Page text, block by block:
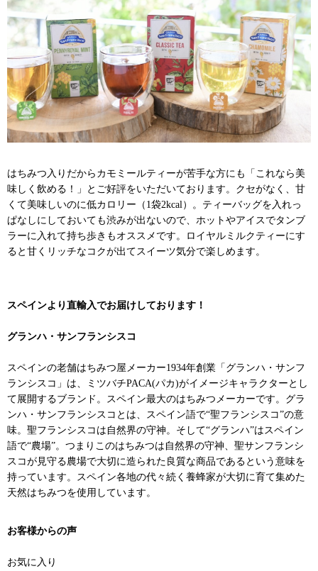
はちみつ入りだからカモミールティーが苦手な方にも「これなら美
味しく飲める！」とご好評をいただいております。クセがなく、甘
くて美味しいのに低カロリー（1袋2kcal）。ティーバッグを入れっ
ぱなしにしておいても渋みが出ないので、ホットやアイスでタンブ
ラーに入れて持ち歩きもオススメです。ロイヤルミルクティーにす
ると甘くリッチなコクが出てスイーツ気分で楽しめます。
スペインより直輸入でお届けしております！
グランハ・サンフランシスコ
スペインの老舗はちみつ屋メーカー1934年創業「グランハ・サンフ
ランシスコ」は、ミツバチPACA(パカ)がイメージキャラクターとし
て展開するブランド。スペイン最大のはちみつメーカーです。グラ
ンハ・サンフランシスコとは、スペイン語で“聖フランシスコ”の意
味。聖フランシスコは自然界の守神。そして“グランハ”はスペイン
語で“農場”。つまりこのはちみつは自然界の守神、聖サンフランシ
スコが見守る農場で大切に造られた良質な商品であるという意味を
持っています。スペイン各地の代々続く養蜂家が大切に育て集めた
天然はちみつを使用しています。
お客様からの声
お気に入り